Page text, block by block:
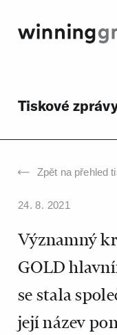
Tiskové
Zpět na přehled
24. 8. 2021
Významný
GOLD
se stala
její název